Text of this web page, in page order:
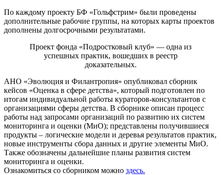
По каждому проекту БФ «Гольфстрим» были проведены
дополнительные рабочие группы, на которых карты проектов
дополнены долгосрочными результатами.
Проект фонда «Подростковый клуб» — одна из
успешных практик, вошедших в реестр
доказательных.
АНО «Эволюция и Филантропия» опубликовал сборник
кейсов «Оценка в сфере детства», который подготовлен по
итогам индивидуальной работы кураторов-консультантов с
организациями сферы детства. В сборнике описан процесс
работы над запросами организаций по развитию их систем
мониторинга и оценки (МиО); представлены получившиеся
продукты – логические модели и деревья результатов практик,
новые инструменты сбора данных и другие элементы МиО.
Также обозначены дальнейшие планы развития систем
мониторинга и оценки.
Ознакомиться со сборником можно здесь.